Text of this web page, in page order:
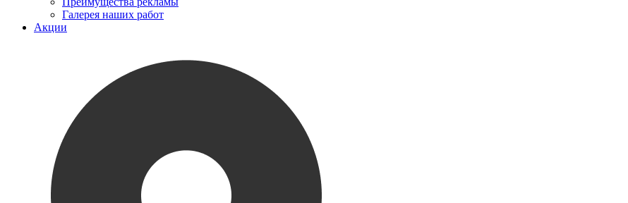
Галерея наших работ
Акции